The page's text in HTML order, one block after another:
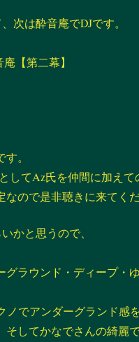
次は酔音庵でDJです。
【第二幕】
。
してAz氏を仲間に加えて
ので是非聴きに来てく
かと思うので、
ラウンド・ディープ・
ノでアンダーグランド感
してかなでさんの綺麗